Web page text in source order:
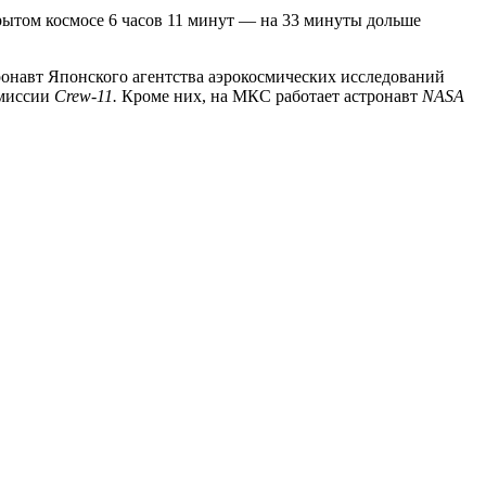
космосе 6 часов 11 минут — на 33 минуты дольше
Японского агентства аэрокосмических исследований
Crew-11. Кроме них, на МКС работает астронавт NASA